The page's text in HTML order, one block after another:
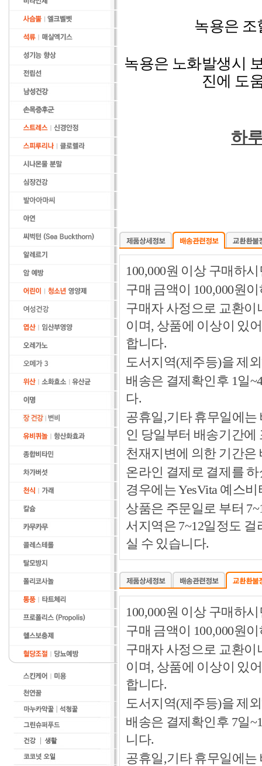
녹용은
녹용은 노화발생시
진에 도
하
100,000원 이상 구매하
구매 금액이 100,000원
구매자 사정으로 교환이
이며, 상품에 이상이 있
합니다.
도서지역(제주등)을 제
배송은 결제확인후 1일
다.
공휴일,기타 휴무일에
인 당일부터 배송기간에
천재지변에 의한 기간
온라인 결제로 결제를
경우에는 YesVita 예스
상품은 주문일로 부터
서지역은 7~12일정도
실 수 있습니다.
100,000원 이상 구매하
구매 금액이 100,000원
구매자 사정으로 교환이
이며, 상품에 이상이 있
합니다.
도서지역(제주등)을 제
배송은 결제확인후 7일
니다.
공휴일,기타 휴무일에